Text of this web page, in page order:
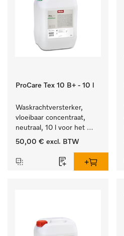
ProCare Tex 10 B+ - 10 l
Waskrachtversterker,
vloeibaar concentraat,
neutraal, 10 l voor het
effectief verwijderen van
50,00 € excl. BTW